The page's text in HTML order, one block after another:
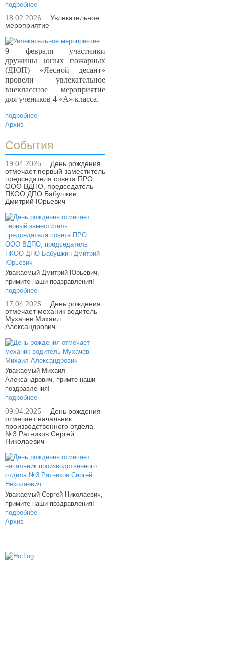
подробнее
18.02.2026
Увлекательное
мероприятие
9 февраля участники
дружины юных пожарных
(ДЮП) «Лесной десант»
провели увлекательное
внеклассное мероприятие
для учеников 4 «А» класса.
подробнее
Архив
События
19.04.2025
День рождения
отмечает первый заместитель
председателя совета ПРО
ООО ВДПО, председатель
ПКОО ДПО Бабушкин
Дмитрий Юрьевич
Уважаемый Дмитрий Юрьевич,
примите наши подзравления!
подробнее
17.04.2025
День рождения
отмечает механик водитель
Мухачев Михаил
Александрович
Уважаемый Михаил
Александрович, примте наши
поздравления!
подробнее
09.04.2025
День рождения
отмечает начальник
производственного отдела
№3 Ратников Сергей
Николаевич
Уважаемый Сергей Николаевич,
примите наши поздравления!
подробнее
Архив